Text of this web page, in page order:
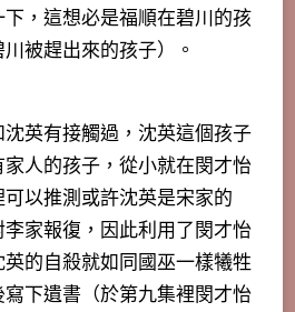
，這想必是福順在碧川的孩
被趕出來的孩子）。
英有接觸過，沈英這個孩子
人的孩子，從小就在閔才怡
以推測或許沈英是宋家的
家報復，因此利用了閔才怡
的自殺就如同國巫一樣犧牲
下遺書（於第九集裡閔才怡